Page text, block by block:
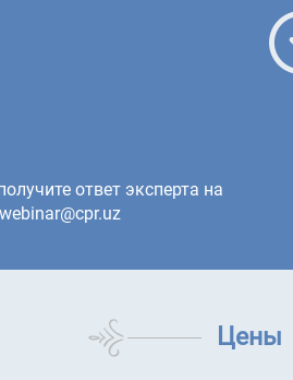
ответ эксперта на
Цены